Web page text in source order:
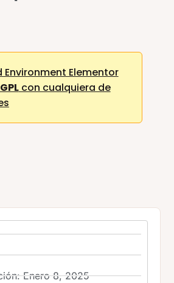
Elementor
con cualquiera de
Enero 8, 2025